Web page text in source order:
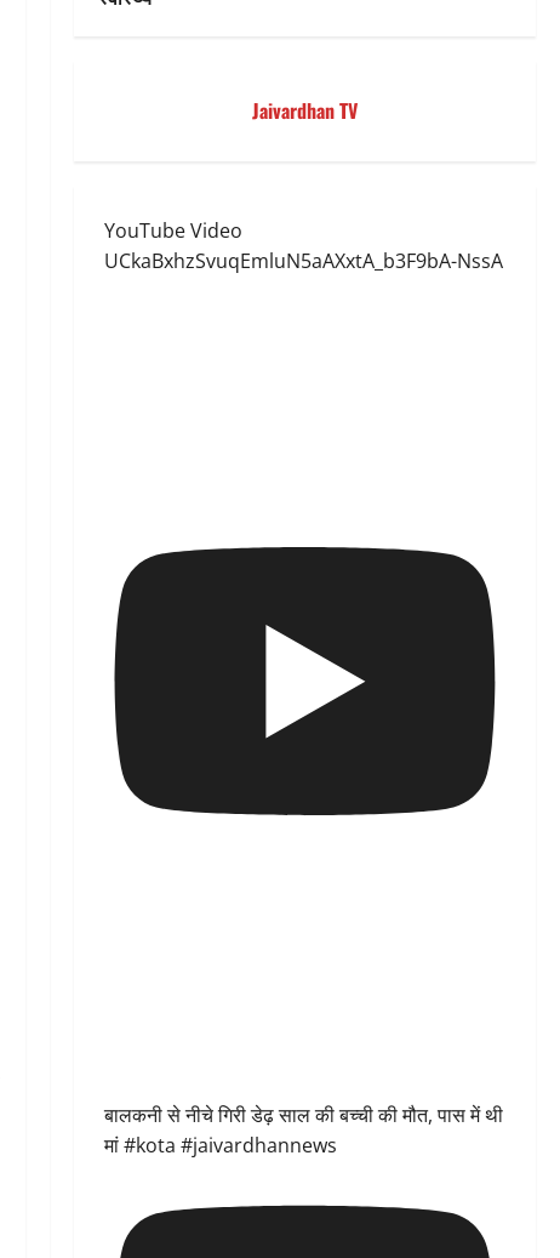
Jaivardhan TV
YouTube Video
UCkaBxhzSvuqEmluN5aAXxtA_b3F9bA-NssA
बालकनी से नीचे गिरी डेढ़ साल की बच्ची की मौत, पास में थी
मां #kota #jaivardhannews